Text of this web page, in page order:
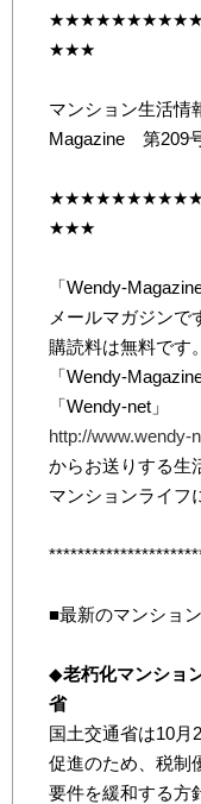
★★★
マンション生活
Magazine 第209
★★★
「Wendy-
メールマガジンで
購読料は無料です。
「Wendy-
「Wendy-net」
http://www.wendy-
からお送りする生
マンションライフ
■最新のマンショ
◆老朽化マンショ
省
国土交通省は10月
促進のため、税制
要件を緩和する方